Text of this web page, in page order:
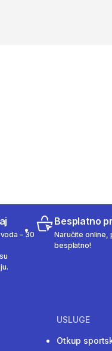
– 30
Besplatno
Naručite online,
besplatno!
USLUGE
Otkup